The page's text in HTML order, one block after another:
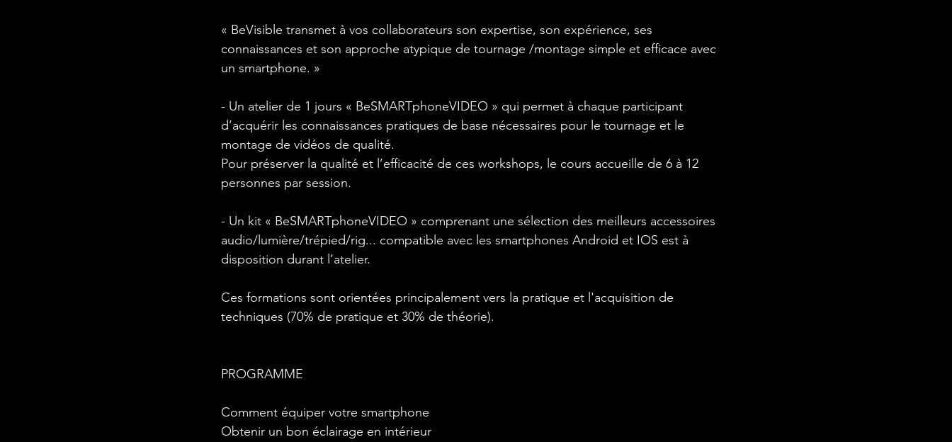
« BeVisible transmet à vos collaborateurs son expertise, son expérience, ses
connaissances et son approche atypique de tournage /montage simple et efficace avec
un smartphone. »
- Un atelier de 1 jours « BeSMARTphoneVIDEO » qui permet à chaque participant
d’acquérir les connaissances pratiques de base nécessaires pour le tournage et le
montage de vidéos de qualité.
Pour préserver la qualité et l’efficacité de ces workshops, le cours accueille de 6 à 12
personnes par session.
- Un kit « BeSMARTphoneVIDEO » comprenant une sélection des meilleurs accessoires
audio/lumière/trépied/rig... compatible avec les smartphones Android et IOS est à
disposition durant l’atelier.
Ces formations sont orientées principalement vers la pratique et l'acquisition de
techniques (70% de pratique et 30% de théorie).
PROGRAMME
Comment équiper votre smartphone
Obtenir un bon éclairage en intérieur